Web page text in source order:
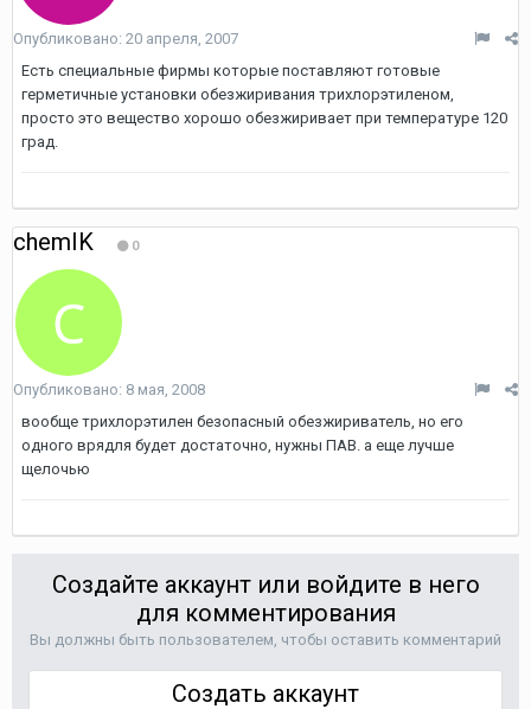
Опубликовано: 20 апреля, 2007
Есть специальные фирмы которые поставляют готовые
герметичные установки обезжиривания трихлорэтиленом,
просто это вещество хорошо обезжиривает при температуре 120
град.
chemIK 0
Опубликовано: 8 мая, 2008
вообще трихлорэтилен безопасный обезжириватель, но его
одного врядля будет достаточно, нужны ПАВ. а еще лучше
щелочью
Создайте аккаунт или войдите в него
для комментирования
Вы должны быть пользователем, чтобы оставить комментарий
Создать аккаунт